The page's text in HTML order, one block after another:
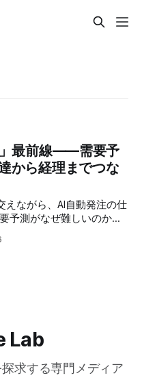
最前線——需要予
から経理までつな
えながら、AI自動発注の仕
予測がなぜ難しいのか、
開時の落とし穴まで、現場
Lab
求する専門メディア